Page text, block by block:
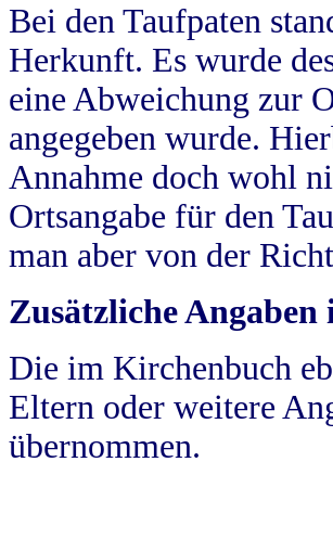
Bei den Taufpaten
Herkunft. Es wurde
eine Abweichung zur
angegeben wurde.
Annahme doch wohl
Ortsangabe für den
man aber von der
Zusätzliche
Die im Kirchenbuch
Eltern oder weitere
übernommen.